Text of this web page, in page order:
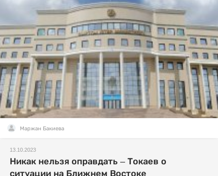
Маржан Бакиева
13.10.2023
Никак нельзя оправдать – Токаев о
ситуации на Ближнем Востоке